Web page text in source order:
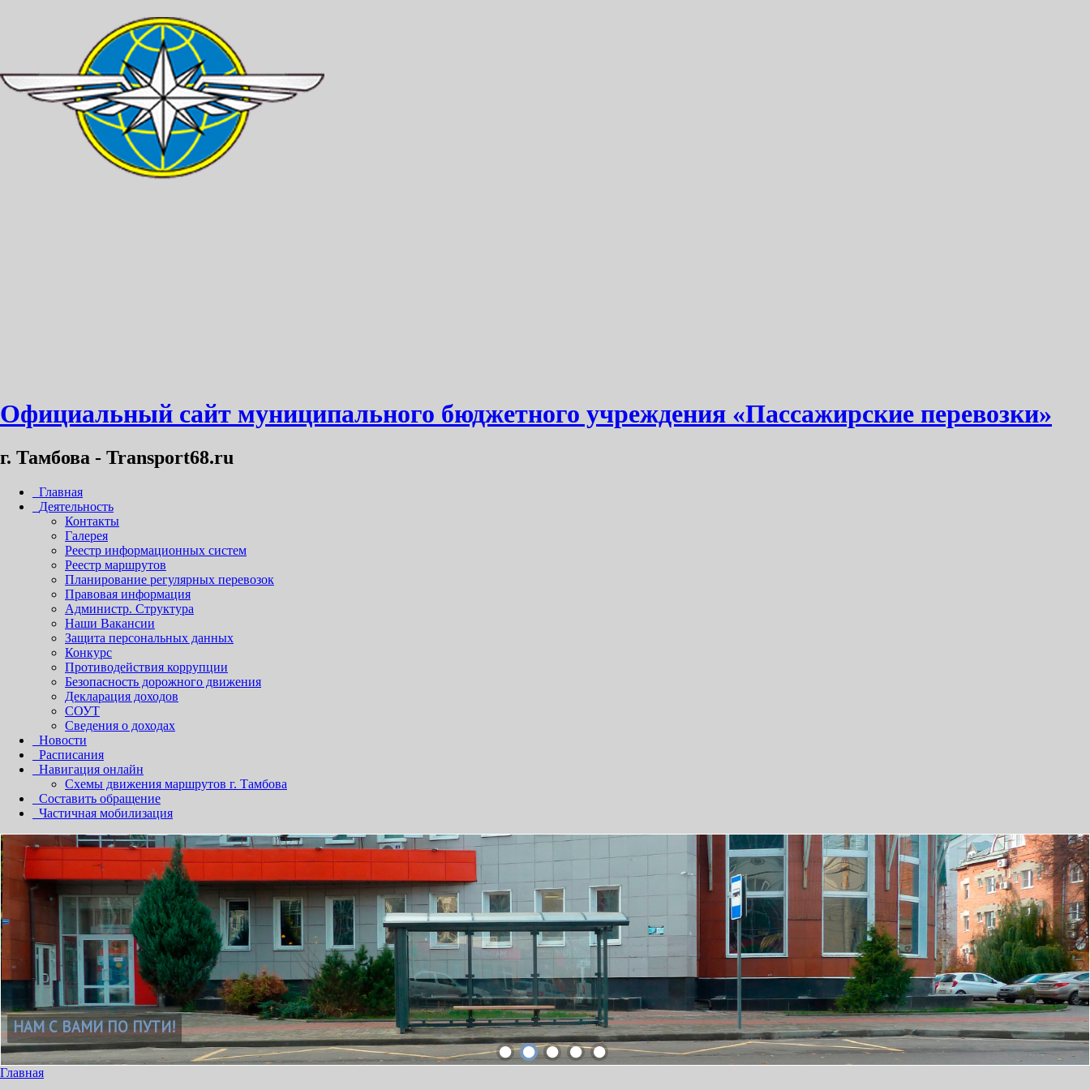
Официальный сайт муниципального бюджетного учреждения «Пассажирские перевозки»
г. Тамбова - Transport68.ru
Главная
Деятельность
Контакты
Галерея
Реестр информационных систем
Реестр маршрутов
Планирование регулярных перевозок
Правовая информация
Администр. Структура
Наши Вакансии
Защита персональных данных
Конкурс
Противодействия коррупции
Безопасность дорожного движения
Декларация доходов
СОУТ
Сведения о доходах
Новости
Расписания
Навигация онлайн
Схемы движения маршрутов г. Тамбова
Составить обращение
Частичная мобилизация
Главная